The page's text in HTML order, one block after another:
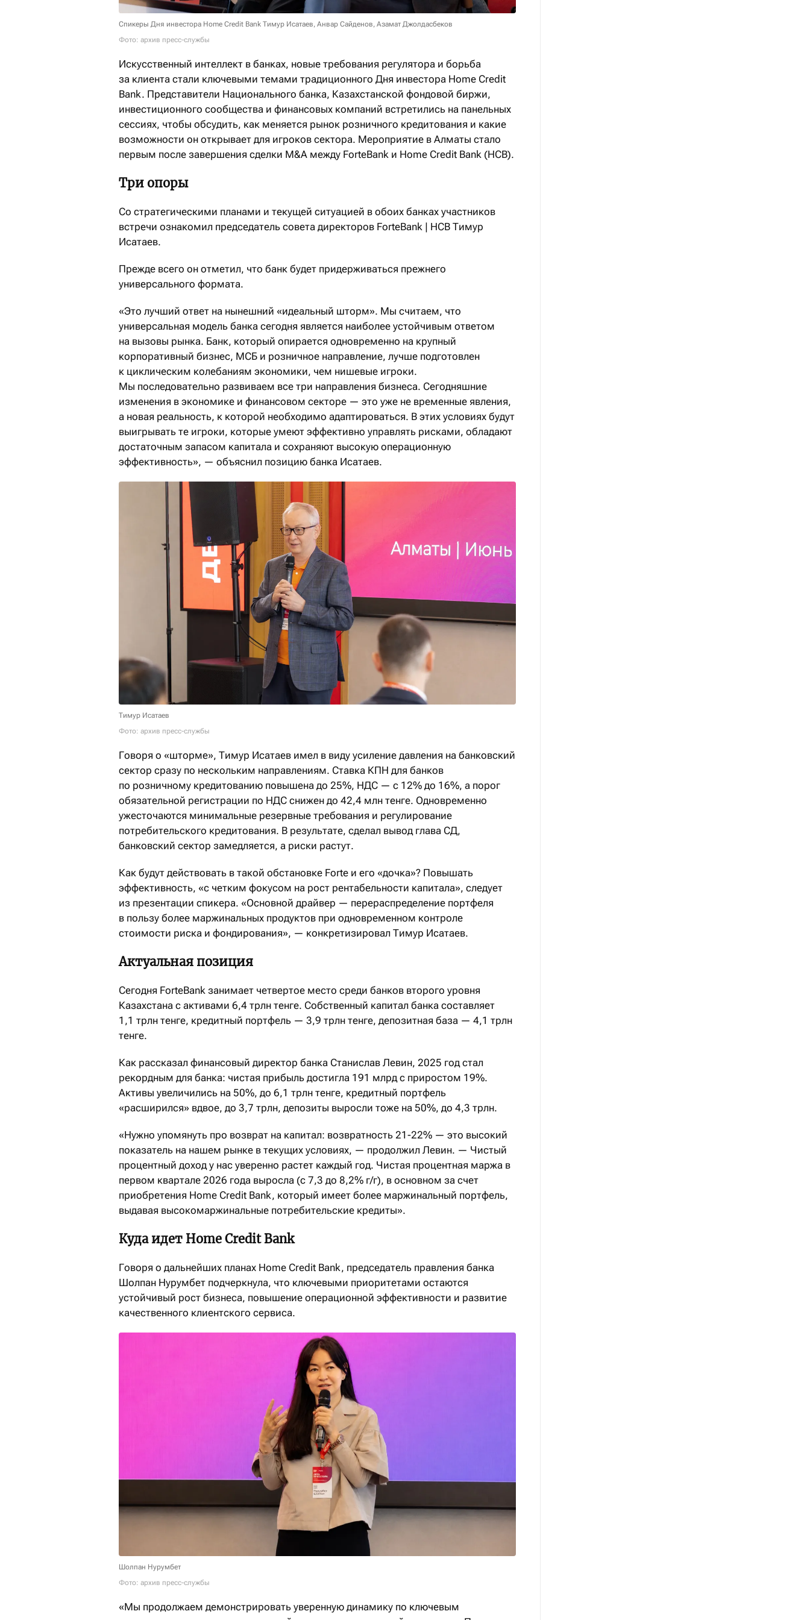
Спикеры Дня инвестора Home Credit Bank Тимур Исатаев, Анвар Сайденов, Азамат Джолдасбеков
Фото: архив пресс-службы
Искусственный интеллект в банках, новые требования регулятора и борьба
за клиента стали ключевыми темами традиционного Дня инвестора Home Credit
Bank. Представители Национального банка, Казахстанской фондовой биржи,
инвестиционного сообщества и финансовых компаний встретились на панельных
сессиях, чтобы обсудить, как меняется рынок розничного кредитования и какие
возможности он открывает для игроков сектора. Мероприятие в Алматы стало
первым после завершения сделки M&A между ForteBank и Home Credit Bank (HCB).
Три опоры
Со стратегическими планами и текущей ситуацией в обоих банках участников
встречи ознакомил председатель совета директоров ForteBank | HCB Тимур
Исатаев.
Прежде всего он отметил, что банк будет придерживаться прежнего
универсального формата.
«Это лучший ответ на нынешний «идеальный шторм». Мы считаем, что
универсальная модель банка сегодня является наиболее устойчивым ответом
на вызовы рынка. Банк, который опирается одновременно на крупный
корпоративный бизнес, МСБ и розничное направление, лучше подготовлен
к циклическим колебаниям экономики, чем нишевые игроки.
Мы последовательно развиваем все три направления бизнеса. Сегодняшние
изменения в экономике и финансовом секторе — это уже не временные явления,
а новая реальность, к которой необходимо адаптироваться. В этих условиях будут
выигрывать те игроки, которые умеют эффективно управлять рисками, обладают
достаточным запасом капитала и сохраняют высокую операционную
эффективность», — объяснил позицию банка Исатаев.
Тимур Исатаев
Фото: архив пресс-службы
Говоря о «шторме», Тимур Исатаев имел в виду усиление давления на банковский
сектор сразу по нескольким направлениям. Ставка КПН для банков
по розничному кредитованию повышена до 25%, НДС — с 12% до 16%, а порог
обязательной регистрации по НДС снижен до 42,4 млн тенге. Одновременно
ужесточаются минимальные резервные требования и регулирование
потребительского кредитования. В результате, сделал вывод глава СД,
банковский сектор замедляется, а риски растут.
Как будут действовать в такой обстановке Forte и его «дочка»? Повышать
эффективность, «с четким фокусом на рост рентабельности капитала», следует
из презентации спикера. «Основной драйвер — перераспределение портфеля
в пользу более маржинальных продуктов при одновременном контроле
стоимости риска и фондирования», — конкретизировал Тимур Исатаев.
Актуальная позиция
Сегодня ForteBank занимает четвертое место среди банков второго уровня
Казахстана с активами 6,4 трлн тенге. Собственный капитал банка составляет
1,1 трлн тенге, кредитный портфель — 3,9 трлн тенге, депозитная база — 4,1 трлн
тенге.
Как рассказал финансовый директор банка Станислав Левин, 2025 год стал
рекордным для банка: чистая прибыль достигла 191 млрд с приростом 19%.
Активы увеличились на 50%, до 6,1 трлн тенге, кредитный портфель
«расширился» вдвое, до 3,7 трлн, депозиты выросли тоже на 50%, до 4,3 трлн.
«Нужно упомянуть про возврат на капитал: возвратность 21-22% — это высокий
показатель на нашем рынке в текущих условиях, — продолжил Левин. — Чистый
процентный доход у нас уверенно растет каждый год. Чистая процентная маржа в
первом квартале 2026 года выросла (с 7,3 до 8,2% г/г), в основном за счет
приобретения Home Credit Bank, который имеет более маржинальный портфель,
выдавая высокомаржинальные потребительские кредиты».
Куда идет Home Credit Bank
Говоря о дальнейших планах Home Credit Bank, председатель правления банка
Шолпан Нурумбет подчеркнула, что ключевыми приоритетами остаются
устойчивый рост бизнеса, повышение операционной эффективности и развитие
качественного клиентского сервиса.
Шолпан Нурумбет
Фото: архив пресс-службы
«Мы продолжаем демонстрировать уверенную динамику по ключевым